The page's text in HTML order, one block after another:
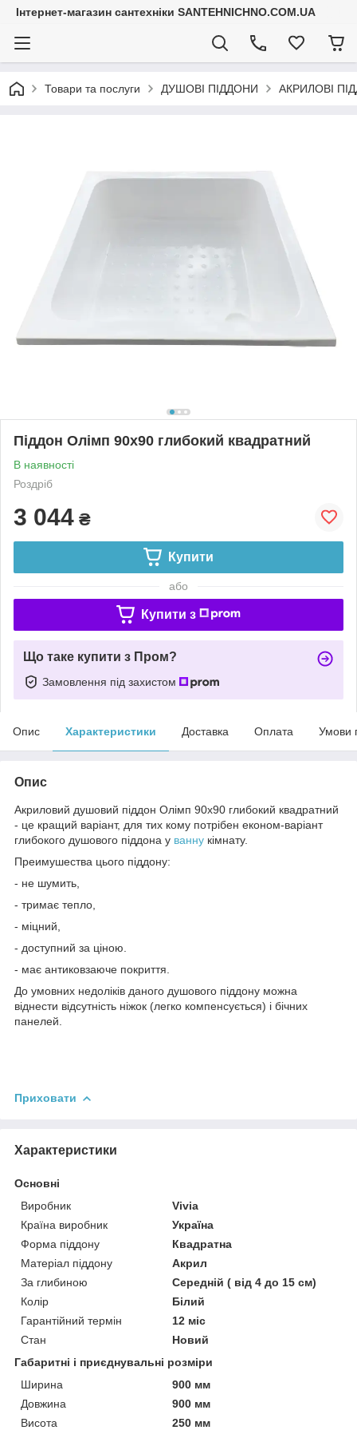
Інтернет-магазин сантехніки SANTEHNICHNO.COM.UA
Товари та послуги ДУШОВІ ПІДДОНИ АКРИЛОВІ
Піддон Олімп 90х90 глибокий квадратний
В наявності
Роздріб
3 044 ₴
Купити
або
Купити з
Що таке купити з Пром?
Замовлення під захистом
Опис Характеристики Доставка Оплата Умови
Опис
Акриловий душовий піддон Олімп 90х90 глибокий квадратний
- це кращий варіант, для тих кому потрібен економ-варіант
глибокого душового піддона у ванну кімнату.
Преимушества цього піддону:
- не шумить,
- тримає тепло,
- міцний,
- доступний за ціною.
- має антиковзаюче покриття.
До умовних недоліків даного душового піддону можна
віднести відсутність ніжок (легко компенсується) і бічних
панелей.
Приховати
Характеристики
Основні
Виробник
Vivia
Країна виробник
Україна
Форма піддону
Квадратна
Матеріал піддону
Акрил
За глибиною
Середній ( від 4 до 15 см)
Колір
Білий
Гарантійний термін
12 міс
Стан
Новий
Габаритні і приєднувальні розміри
Ширина
900 мм
Довжина
900 мм
Висота
250 мм